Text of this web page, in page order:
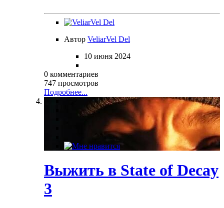
Автор VeliarVel Del
10 июня 2024
0 комментариев
747 просмотров
Подробнее...
Выжить в State of Decay
3